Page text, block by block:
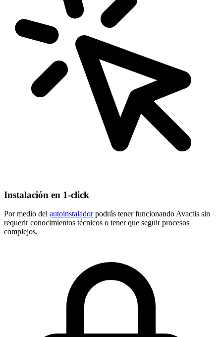
Instalación en 1-click
Por medio del autoinstaladorpodrás tener funcionando Avactis sin
requerir conocimientos técnicos o tener que seguir procesos
complejos.